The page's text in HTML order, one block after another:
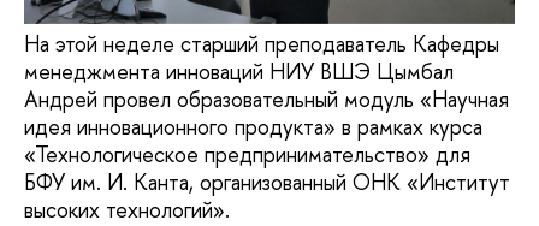
На этой неделе старший преподаватель Кафедры
менеджмента инноваций НИУ ВШЭ Цымбал
Андрей провел образовательный модуль «Научная
идея инновационного продукта» в рамках курса
«Технологическое предпринимательство» для
БФУ им. И. Канта, организованный ОНК «Институт
высоких технологий».